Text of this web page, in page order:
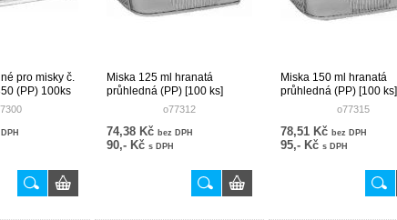
pro misky č.
(PP) 100ks
Miska 125 ml hranatá
průhledná (PP) [100 ks]
o77312
74,38 Kč bez DPH
90,- Kč s DPH
Miska 150 ml hranatá
průhledná (PP) [100 ks]
o77315
78,51 Kč bez DPH
95,- Kč s DPH